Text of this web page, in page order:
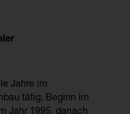
Jahre im
tätig, Beginn im